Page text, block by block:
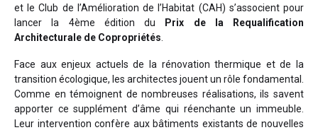
et le Club de l’Amélioration de l’Habitat (CAH) s’associent pour
lancer la 4ème édition du
Prix de la Requalification
Architecturale de Copropriétés.
Face aux enjeux actuels de la rénovation thermique et de la
transition écologique, les architectes jouent un rôle fondamental.
Comme en témoignent de nombreuses réalisations, ils savent
apporter ce supplément d’âme qui réenchante un immeuble.
Leur intervention confère aux bâtiments existants de nouvelles